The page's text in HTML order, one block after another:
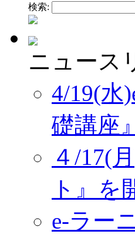
検索:
ニュース
4/19(水
礎講座
４/17(
ト』を
e-ラー